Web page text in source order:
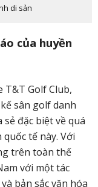
di sản
của huyền
T&T Golf Club,
sân golf danh
đặc biệt về quá
tế này. Với
trên toàn thế
với một tác
bản sắc văn hóa